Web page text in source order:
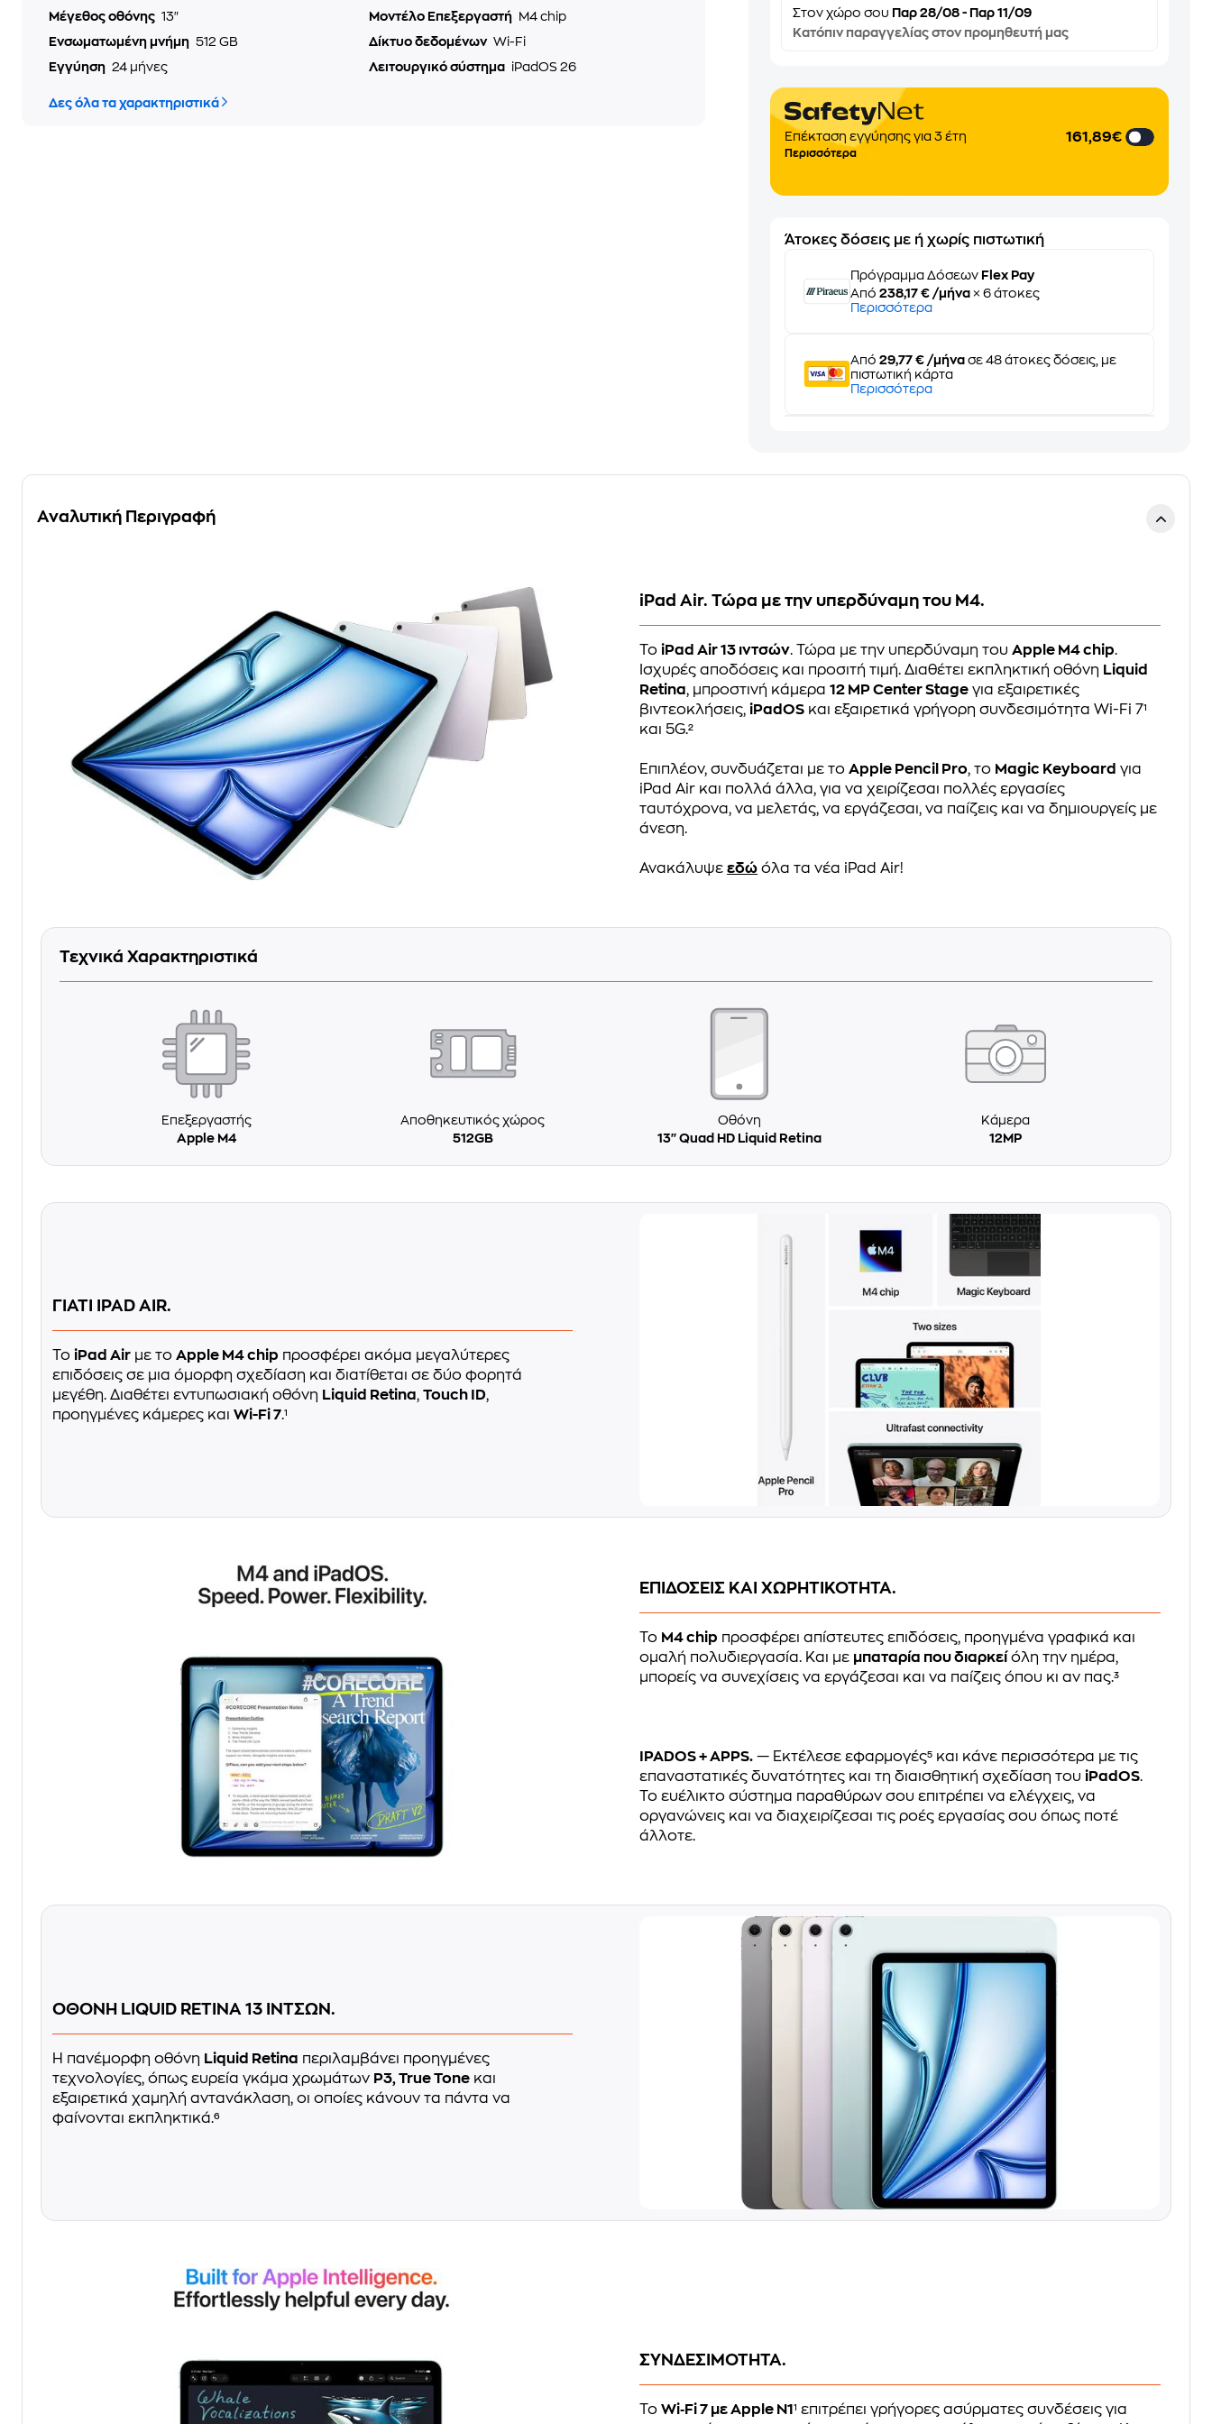
Μέγεθος οθόνης 13" Μοντέλο Επεξεργαστή
M4 chip
Ενσωματωμένη μνήμη 512 GB Δίκτυο δεδομένων Wi-Fi
Εγγύηση 24 μήνες Λειτουργικό σύστημα iPadOS 26
Δες όλα τα χαρακτηριστικά
Στονχώρο σου Παρ 28/08 - Παρ 11/09
Κατόπιν παραγγελίας στον προμηθευτή μας
Επέκταση εγγύησης για 3 έτη
Περισσότερα
161,89€
Άτοκες δόσεις με ή χωρίς πιστωτική
Πρόγραμμα Δόσεων Flex Pay
Από238,17 € /μήνα × 6 άτοκες
Περισσότερα
Από29,77 € /μήνα σε 48 άτοκες δόσεις, με
πιστωτική κάρτα
Περισσότερα
Αναλυτική Περιγραφή
iPad Air. Τώρα με την υπερδύναμη του M4.
ΤοiPad Air 13 ιντσών. Τώρα με την υπερδύναμη τουApple M4 chip.
Ισχυρές αποδόσεις και προσιτή τιμή. Διαθέτει εκπληκτική οθόνη Liquid
Retina, μπροστινή κάμερα12 MP Center Stage για εξαιρετικές
βιντεοκλήσεις,iPadOS και εξαιρετικά γρήγορη συνδεσιμότητα Wi-Fi 7¹
και 5G.²
Επιπλέον, συνδυάζεται με τοApple Pencil Pro, το Magic Keyboard για
iPad Air και πολλά άλλα, για να χειρίζεσαι πολλές εργασίες
ταυτόχρονα, να μελετάς, να εργάζεσαι, να παίζεις και να δημιουργείς με
άνεση.
Ανακάλυψεεδώ όλα τα νέα iPad Air!
Τεχνικά Χαρακτηριστικά
Επεξεργαστής
Apple M4
Αποθηκευτικός χώρος
512GB
Οθόνη
13'' Quad HD Liquid Retina
Κάμερα
12MP
ΓΙΑΤΙ IPAD AIR.
Το iPad Air με το Apple M4 chip προσφέρει ακόμα μεγαλύτερες
επιδόσεις σε μια όμορφη σχεδίαση και διατίθεται σε δύο φορητά
μεγέθη. Διαθέτει εντυπωσιακή οθόνη Liquid Retina, Touch ID,
προηγμένες κάμερες και Wi-Fi 7.¹
ΕΠΙΔΟΣΕΙΣ ΚΑΙ ΧΩΡΗΤΙΚΟΤΗΤΑ.
Το M4 chip προσφέρει απίστευτες επιδόσεις, προηγμένα γραφικά και
ομαλή πολυδιεργασία. Και με μπαταρία που διαρκεί όλη την ημέρα,
μπορείς να συνεχίσεις να εργάζεσαι και να παίζεις όπου κι αν πας.³
IPADOS + APPS. — Εκτέλεσε εφαρμογές⁵ και κάνε περισσότερα με τις
επαναστατικές δυνατότητες και τη διαισθητική σχεδίαση του iPadOS.
Το ευέλικτο σύστημα παραθύρων σου επιτρέπει να ελέγχεις, να
οργανώνεις και να διαχειρίζεσαι τις ροές εργασίας σου όπως ποτέ
άλλοτε.
ΟΘΟΝΗ LIQUID RETINA 13 ΙΝΤΣΩΝ.
Η πανέμορφη οθόνη Liquid Retina περιλαμβάνει προηγμένες
τεχνολογίες, όπως ευρεία γκάμα χρωμάτων P3, True Tone και
εξαιρετικά χαμηλή αντανάκλαση, οι οποίες κάνουν τα πάντα να
φαίνονται εκπληκτικά.⁶
ΣΥΝΔΕΣΙΜΟΤΗΤΑ.
ΤοWi‑Fi 7 με Apple N1¹ επιτρέπει γρήγορες ασύρματες συνδέσεις για